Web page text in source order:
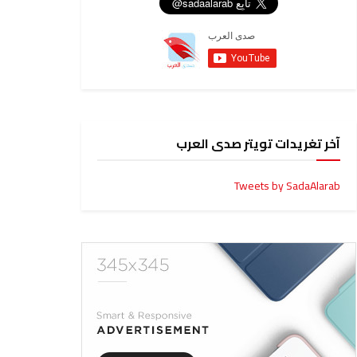
آخر تغريدات تويتر صدى العرب
Tweets by SadaAlarab